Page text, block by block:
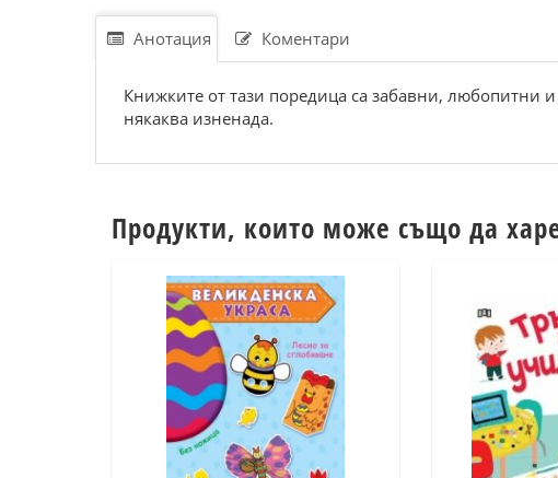
Анотация Коментари
Книжките от тази поредица са забавни, любопитни
някаква изненада.
Продукти, които може също да